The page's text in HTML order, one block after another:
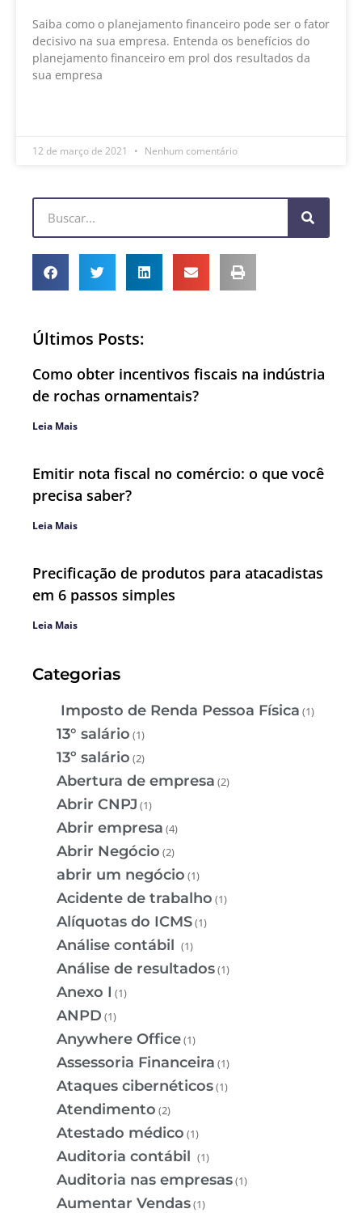
Saiba como o planejamento financeiro pode ser o fator
decisivo na sua empresa. Entenda os benefícios do
planejamento financeiro em prol dos resultados da
sua empresa
12 de março de 2021 Nenhum comentário
Últimos Posts:
Como obter incentivos fiscais na indústria
de rochas ornamentais?
Leia Mais
Emitir nota fiscal no comércio: o que você
precisa saber?
Leia Mais
Precificação de produtos para atacadistas
em 6 passos simples
Leia Mais
Categorias
Imposto de Renda Pessoa Física (1)
13° salário (1)
13º salário (2)
Abertura de empresa (2)
Abrir CNPJ (1)
Abrir empresa (4)
Abrir Negócio (2)
abrir um negócio (1)
Acidente de trabalho (1)
Alíquotas do ICMS(1)
Análise contábil (1)
Análise de resultados(1)
Anexo I (1)
ANPD (1)
Anywhere Office(1)
Assessoria Financeira (1)
Ataques cibernéticos(1)
Atendimento (2)
Atestado médico (1)
Auditoria contábil (1)
Auditoria nas empresas(1)
Aumentar Vendas(1)